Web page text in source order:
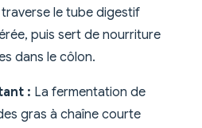
le tube digestif
puis sert de nourriture
dans le côlon.
: La fermentation de
gras à chaîne courte